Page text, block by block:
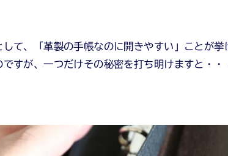
て、「革製の手帳なのに開きやすい」ことが挙
すが、一つだけその秘密を打ち明けますと・・